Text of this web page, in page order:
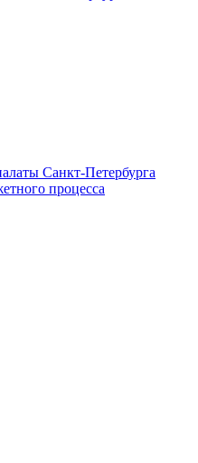
Санкт-Петербурга
процесса